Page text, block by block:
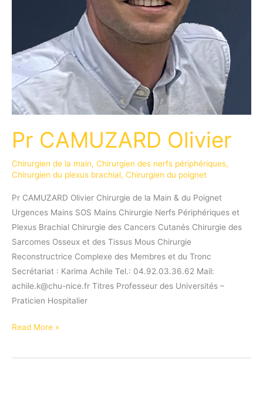
Pr CAMUZARD Olivier
Chirurgien de la main, Chirurgien des nerfs périphériques,
Chirurgien du plexus brachial, Chirurgien du poignet
Pr CAMUZARD Olivier Chirurgie de la Main & du Poignet
Urgences Mains SOS Mains Chirurgie Nerfs Périphériques et
Plexus Brachial Chirurgie des Cancers Cutanés Chirurgie des
Sarcomes Osseux et des Tissus Mous Chirurgie
Reconstructrice Complexe des Membres et du Tronc
Secrétariat : Karima Achile Tel.: 04.92.03.36.62 Mail:
achile.k@chu-nice.fr Titres Professeur des Universités –
Praticien Hospitalier
Pr
Olivier
Read More »